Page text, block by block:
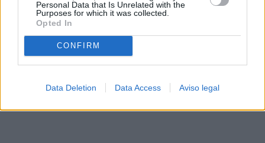
Personal Data that Is Unrelated with the
Purposes for which it was collected.
Opted In
CONFIRM
Data Deletion Data Access Aviso legal